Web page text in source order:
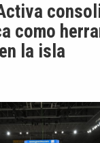
como
la isla